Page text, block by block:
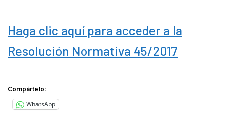
Haga clic aquí para acceder a la
Resolución Normativa 45/2017
Compártelo:
WhatsApp